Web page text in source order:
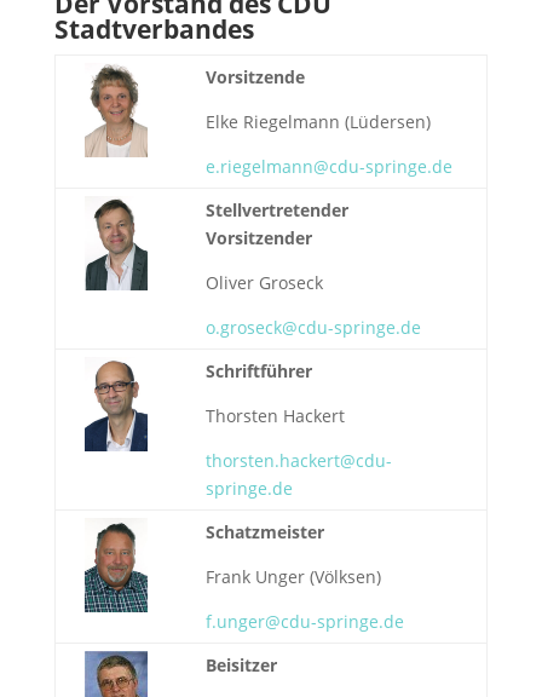
Stadtverbandes
Vorsitzende
Elke Riegelmann (Lüdersen)
e.riegelmann@cdu-springe.de
Stellvertretender
Vorsitzender
Oliver Groseck
o.groseck@cdu-springe.de
Schriftführer
Thorsten Hackert
thorsten.hackert@cdu-
springe.de
Schatzmeister
Frank Unger (Völksen)
f.unger@cdu-springe.de
Beisitzer